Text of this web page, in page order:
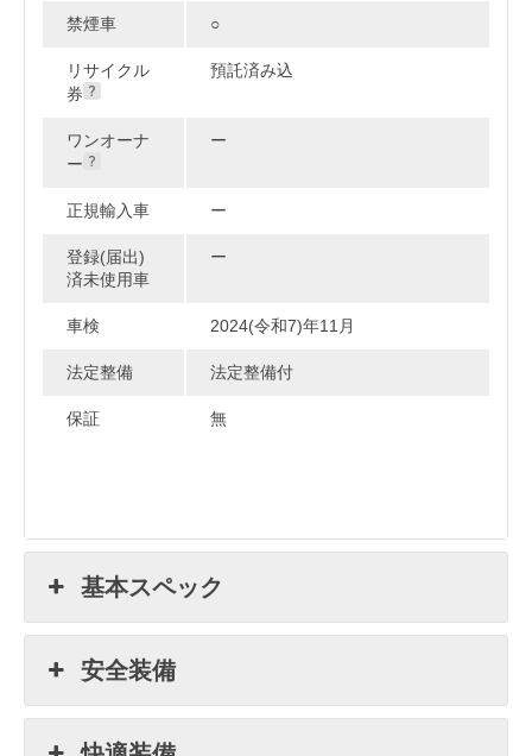
禁煙車 ○
リサイクル
券
預託済み込
ワンオーナ
ー
ー
正規輸入車 ー
登録(届出)
済未使用車
ー
車検 2024(令和7)年11月
法定整備 法定整備付
保証 無
基本スペック
安全装備